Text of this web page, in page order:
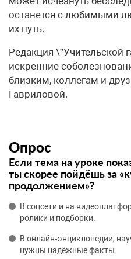
останется с любимыми
их путь.
Редакция \”Учительской
искренние
близким, коллегам и
Гавриловой.
Опрос
Если тема на уроке
ты скорее пойдёшь за
продолжением»?
В соцсети и на
ролики и подборки.
В онлайн‑энциклопедии,
нужны надёжные факты.